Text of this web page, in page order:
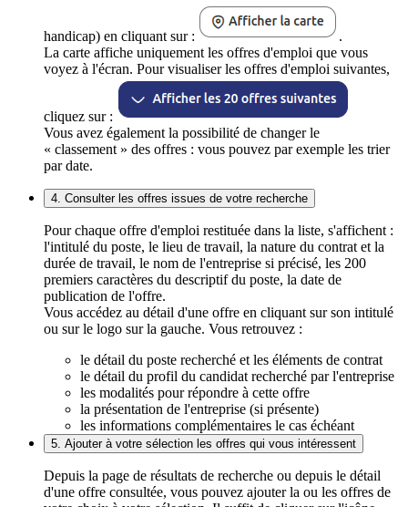
handicap) en cliquant sur :
.
La carte affiche uniquement les offres d'emploi que vous
voyez à l'écran. Pour visualiser les offres d'emploi suivantes,
cliquez sur :
Vous avez également la possibilité de changer le
« classement » des offres : vous pouvez par exemple les trier
par date.
4. Consulter les offres issues de votre recherche
Pour chaque offre d'emploi restituée dans la liste, s'affichent :
l'intitulé du poste, le lieu de travail, la nature du contrat et la
durée de travail, le nom de l'entreprise si précisé, les 200
premiers caractères du descriptif du poste, la date de
publication de l'offre.
Vous accédez au détail d'une offre en cliquant sur son intitulé
ou sur le logo sur la gauche. Vous retrouvez :
le détail du poste recherché et les éléments de contrat
le détail du profil du candidat recherché par l'entreprise
les modalités pour répondre à cette offre
la présentation de l'entreprise (si présente)
les informations complémentaires le cas échéant
5. Ajouter à votre sélection les offres qui vous intéressent
Depuis la page de résultats de recherche ou depuis le détail
d'une offre consultée, vous pouvez ajouter la ou les offres de